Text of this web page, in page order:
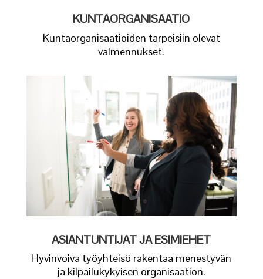
KUNTAORGANISAATIO
Kuntaorganisaatioiden tarpeisiin olevat
valmennukset.
ASIANTUNTIJAT JA ESIMIEHET
Hyvinvoiva työyhteisö rakentaa menestyvän
ja kilpailukykyisen organisaation.